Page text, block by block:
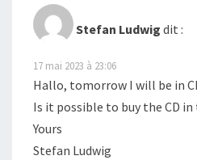
Stefan Ludwig dit :
17 mai 2023 à 23:06
Hallo, tomorrow I will be in
Is it possible to buy the CD
Yours
Stefan Ludwig